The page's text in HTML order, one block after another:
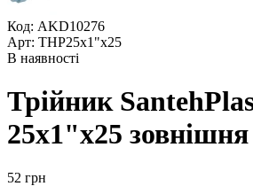
Код: AKD10276
Арт: ТНР25x1"x25
В наявності
Трійник
25x1"x25 зовнішня
52 грн